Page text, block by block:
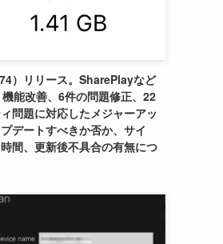
）リリース。SharePlayなど
能改善、6件の問題修正、22
問題に対応したメジャーアッ
デートすべきか否か、サイ
間、更新後不具合の有無につ